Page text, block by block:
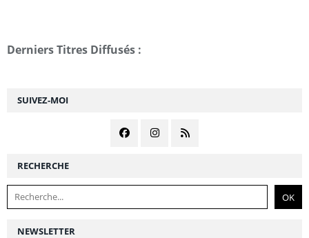
NEWSLETTER
SUIVEZ-MOI
RECHERCHE
Derniers Titres Diffusés :